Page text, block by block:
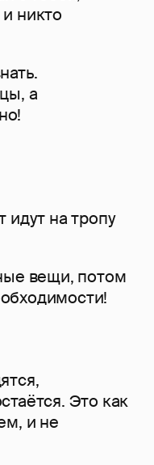
никто
а
идут на тропу
вещи, потом
Это как
и не